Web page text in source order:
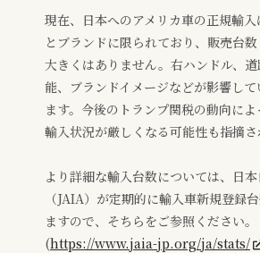
現在、日本へのアメリカ車の正規輸
とブランドに限られており、販売台
大きくはありません。右ハンドル、
能、ブランドイメージなどが影響し
ます。今後のトランプ関税の動向に
輸入状況が厳しくなる可能性も指摘さ
より詳細な輸入台数については、日
（JAIA）が定期的に輸入車新規登録
ますので、そちらをご参照ください。
(https://www.jaia-jp.org/ja/stats/